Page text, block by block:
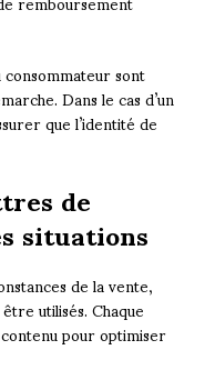
sont
Dans le cas d’un
que l’identité de
de
situations
de la vente,
utilisés. Chaque
pour optimiser